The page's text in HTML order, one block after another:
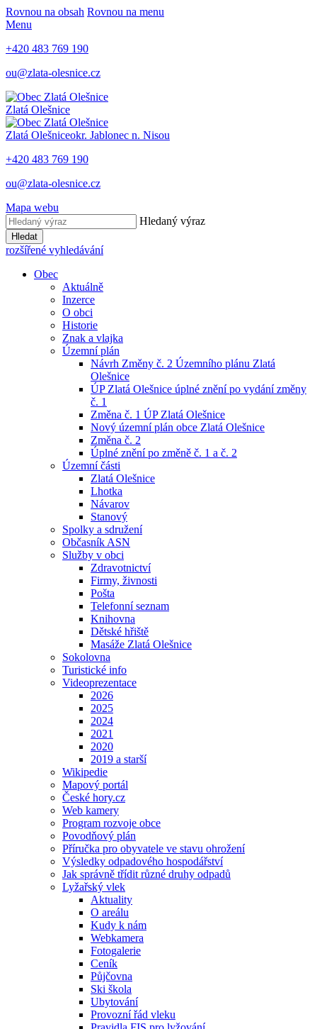
Rovnou na obsah Rovnou na menu
Menu
+420 483 769 190
ou@zlata-olesnice.cz
Zlatá Olešnice
Zlatá Olešniceokr. Jablonec n. Nisou
+420 483 769 190
ou@zlata-olesnice.cz
Mapa webu
Hledaný výraz
Hledat
rozšířené vyhledávání
Obec
Aktuálně
Inzerce
O obci
Historie
Znak a vlajka
Územní plán
Návrh Změny č. 2 Územního plánu Zlatá
Olešnice
ÚP Zlatá Olešnice úplné znění po vydání změny
č. 1
Změna č. 1 ÚP Zlatá Olešnice
Nový územní plán obce Zlatá Olešnice
Změna č. 2
Úplné znění po změně č. 1 a č. 2
Územní části
Zlatá Olešnice
Lhotka
Návarov
Stanový
Spolky a sdružení
Občasník ASN
Služby v obci
Zdravotnictví
Firmy, živnosti
Pošta
Telefonní seznam
Knihovna
Dětské hřiště
Masáže Zlatá Olešnice
Sokolovna
Turistické info
Videoprezentace
2026
2025
2024
2021
2020
2019 a starší
Wikipedie
Mapový portál
České hory.cz
Web kamery
Program rozvoje obce
Povodňový plán
Příručka pro obyvatele ve stavu ohrožení
Výsledky odpadového hospodářství
Jak správně třídit různé druhy odpadů
Lyžařský vlek
Aktuality
O areálu
Kudy k nám
Webkamera
Fotogalerie
Ceník
Půjčovna
Ski škola
Ubytování
Provozní řád vleku